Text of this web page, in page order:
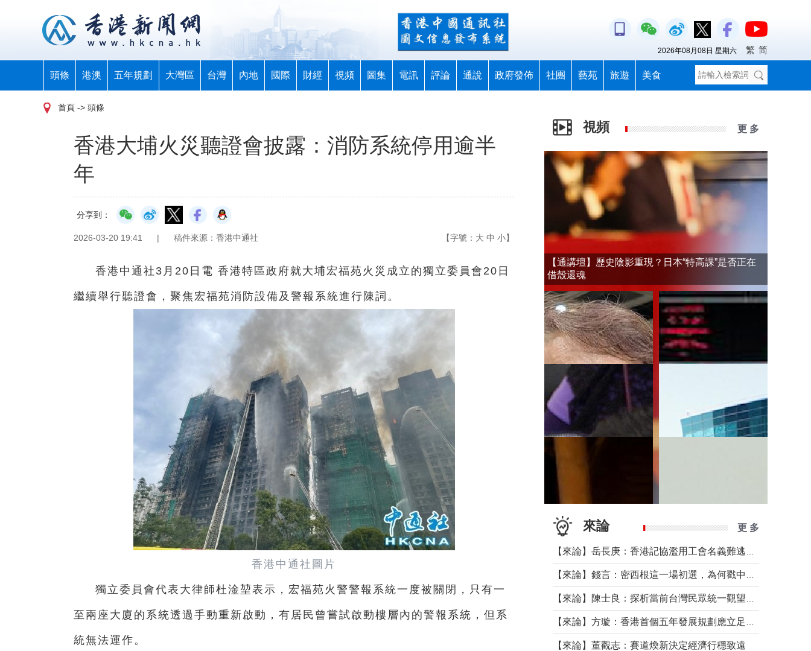
頭條 港澳 五年規劃 大灣區 台灣 內地 國際 財經 視頻 圖集 電訊 評論 通說 政府發佈 社團 藝苑 旅遊 美食
2026年08月08日 星期六 繁 简
首頁 -> 頭條
香港大埔火災聽證會披露：消防系統停用逾半
年
分享到：
2026-03-20 19:41 | 稿件來源：香港中通社 【字號： 大 中 小】
香港中通社3月20日電 香港特區政府就大埔宏福苑火災成立的獨立委員會20日
繼續舉行聽證會，聚焦宏福苑消防設備及警報系統進行陳詞。
香港中通社圖片
獨立委員會代表大律師杜淦堃表示，宏福苑火警警報系統一度被關閉，只有一
至兩座大廈的系統透過手動重新啟動，有居民曾嘗試啟動樓層內的警報系統，但系
統無法運作。
視頻 更 多
【通講壇】歷史陰影重現？日本“特高課”是否正在
借殼還魂
來論 更 多
【來論】董觀志：賽道煥新決定經濟行穩致遠